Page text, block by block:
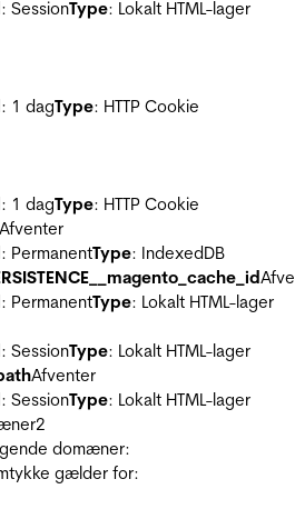
: SessionType: Lokalt HTML-lager
: 1 dagType: HTTP Cookie
: 1 dagType: HTTP Cookie
Afventer
: PermanentType: IndexedDB
: PermanentType: Lokalt HTML-lager
: SessionType: Lokalt HTML-lager
Afventer
: SessionType: Lokalt HTML-lager
2
domæner:
gælder for: